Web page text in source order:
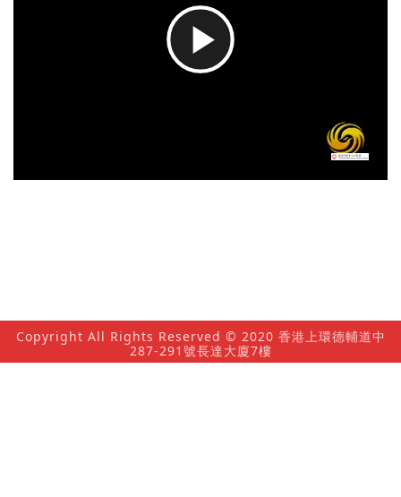
播
影
Copyright All Rights Reserved © 2020 香港上環德輔道中
287-291號長達大廈7樓